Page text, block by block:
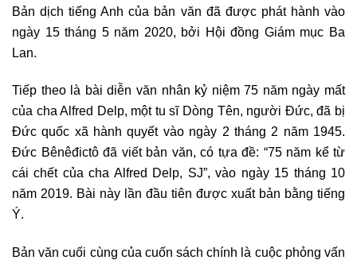
Bản dịch tiếng Anh của bản văn đã được phát hành vào
ngày 15 tháng 5 năm 2020, bởi Hội đồng Giám mục Ba
Lan.
Tiếp theo là bài diễn văn nhân kỷ niệm 75 năm ngày mất
của cha Alfred Delp, một tu sĩ Dòng Tên, người Đức, đã bị
Đức quốc xã hành quyết vào ngày 2 tháng 2 năm 1945.
Đức Bênêđictô đã viết bản văn, có tựa đề: “75 năm kể từ
cái chết của cha Alfred Delp, SJ”, vào ngày 15 tháng 10
năm 2019. Bài này lần đầu tiên được xuất bản bằng tiếng
Ý.
Bản văn cuối cùng của cuốn sách chính là cuộc phỏng vấn